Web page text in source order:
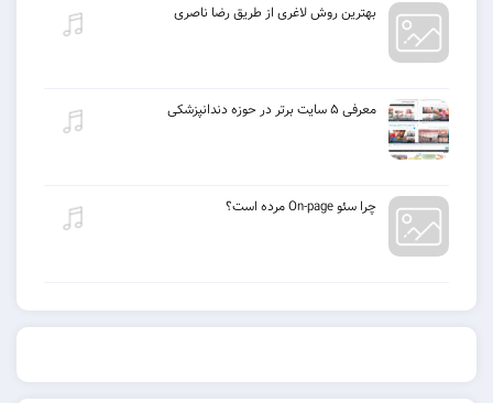
بهترین روش لاغری از طریق رضا ناصری
معرفی ۵ سایت برتر در حوزه دندانپزشکی
چرا سئو On-page مرده است؟